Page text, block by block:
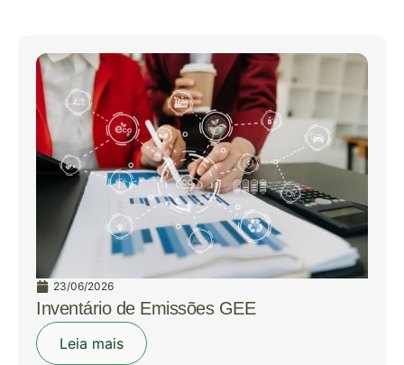
23/06/2026
Inventário de Emissões GEE
Leia mais